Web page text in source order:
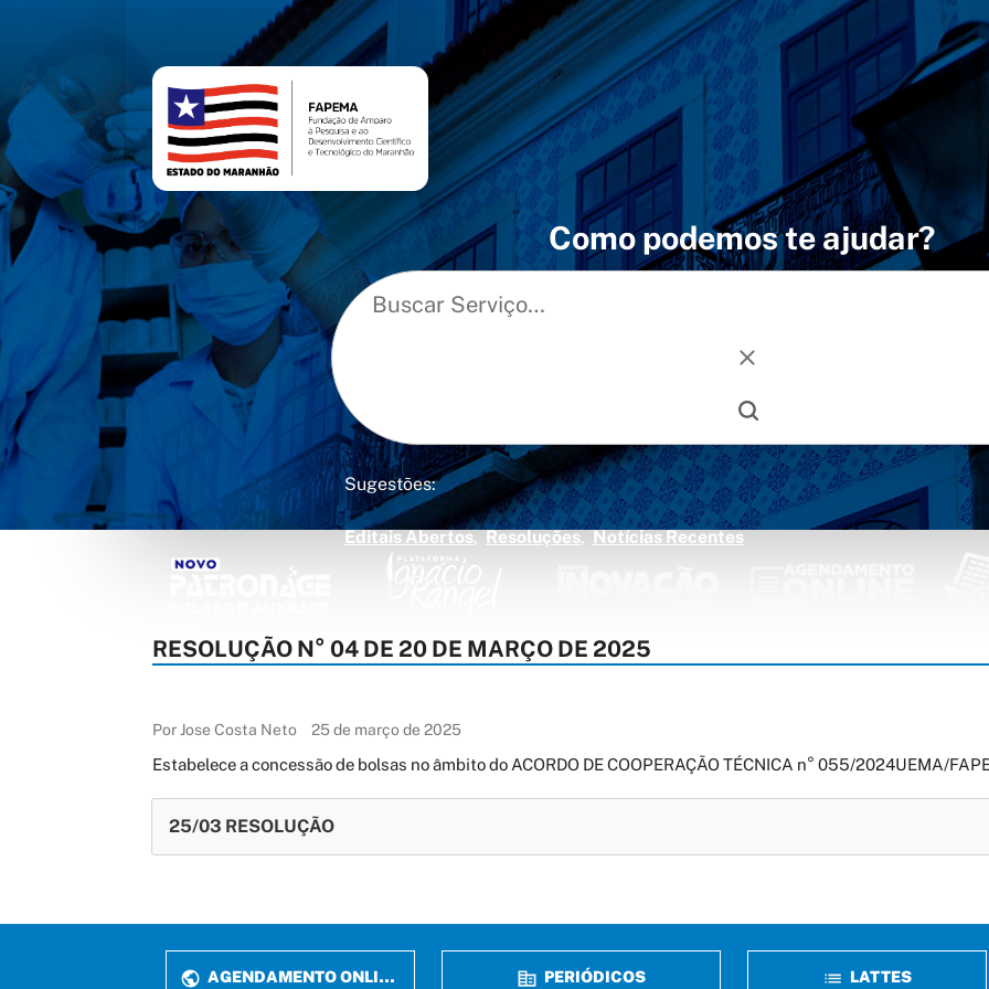
Como podemos te ajudar?
Sugestões:
Editais Abertos Resoluções Notícias Recentes
RESOLUÇÃO N° 04 DE 20 DE MARÇO DE 2025
Por Jose Costa Neto 25 de março de 2025
Estabelece a concessão de bolsas no âmbito do ACORDO DE COOPERAÇÃO TÉCNICA n° 055/2024UEMA/
25/03 RESOLUÇÃO
AGENDAMENTO ONLINE PERIÓDICOS LATTES